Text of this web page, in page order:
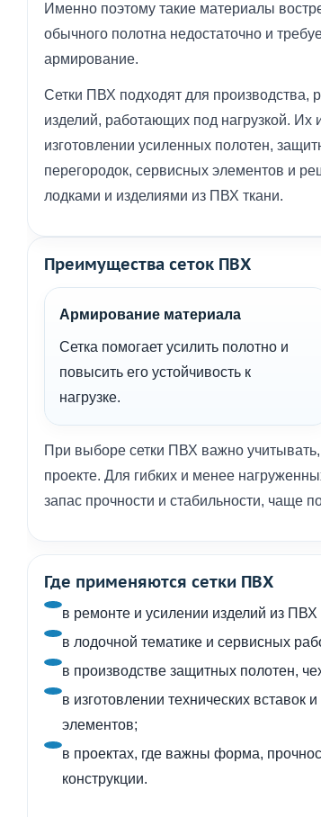
Именно поэтому такие материалы
обычного полотна недостаточно и
армирование.
Сетки ПВХ подходят для производства,
изделий, работающих под нагрузкой. Их
изготовлении усиленных полотен,
перегородок, сервисных элементов и
лодками и изделиями из ПВХ ткани.
Преимущества сеток ПВХ
Армирование материала
Сетка помогает усилить полотно и
повысить его устойчивость к
нагрузке.
При выборе сетки ПВХ важно
проекте. Для гибких и менее
запас прочности и стабильности, чаще
Где применяются сетки ПВХ
в ремонте и усилении изделий из ПВХ
в лодочной тематике и сервисных
в производстве защитных полотен,
в изготовлении технических вставок
элементов;
в проектах, где важны форма,
конструкции.